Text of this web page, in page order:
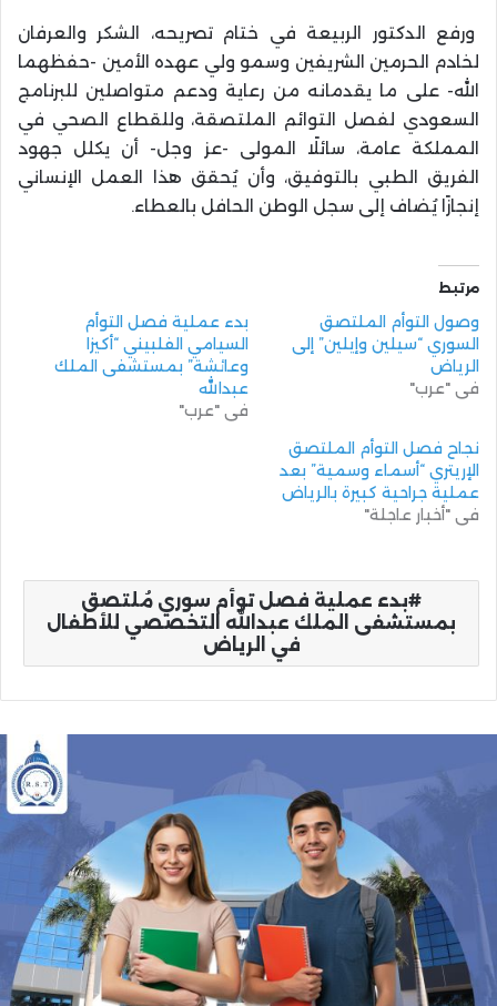
ورفع الدكتور الربيعة في ختام تصريحه، الشكر والعرفان
لخادم الحرمين الشريفين وسمو ولي عهده الأمين -حفظهما
الله- على ما يقدمانه من رعاية ودعم متواصلين للبرنامج
السعودي لفصل التوائم الملتصقة، وللقطاع الصحي في
المملكة عامة، سائلًا المولى -عز وجل- أن يكلل جهود
الفريق الطبي بالتوفيق، وأن يُحقق هذا العمل الإنساني
إنجازًا يُضاف إلى سجل الوطن الحافل بالعطاء.
مرتبط
وصول التوأم الملتصق
السوري “سيلين وإيلين” إلى
الرياض
في "عرب"
بدء عملية فصل التوأم
السيامي الفلبيني “أكيزا
وعائشة” بمستشفى الملك
عبدالله
في "عرب"
نجاح فصل التوأم الملتصق
الإريتري “أسماء وسمية” بعد
عملية جراحية كبيرة بالرياض
في "أخبار عاجلة"
بدء عملية فصل توأم سوري مُلتصق
بمستشفى الملك عبدالله التخصصي للأطفال
في الرياض